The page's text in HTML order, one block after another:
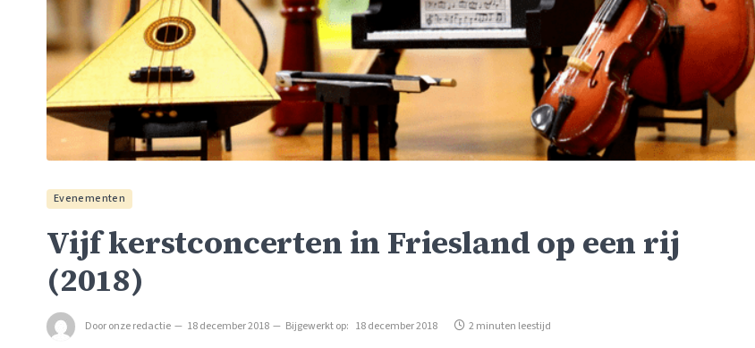
Evenementen
Vijf kerstconcerten in Friesland op een rij
(2018)
Dooronze redactie 18 december 2018 Bijgewerkt op: 18 december 2018 2 minuten leestijd